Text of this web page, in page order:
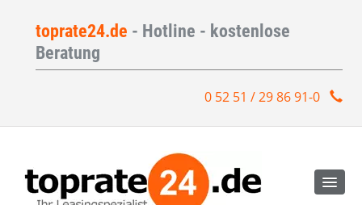
toprate24.de - Hotline - kostenlose
Beratung
0 52 51 / 29 86 91-0